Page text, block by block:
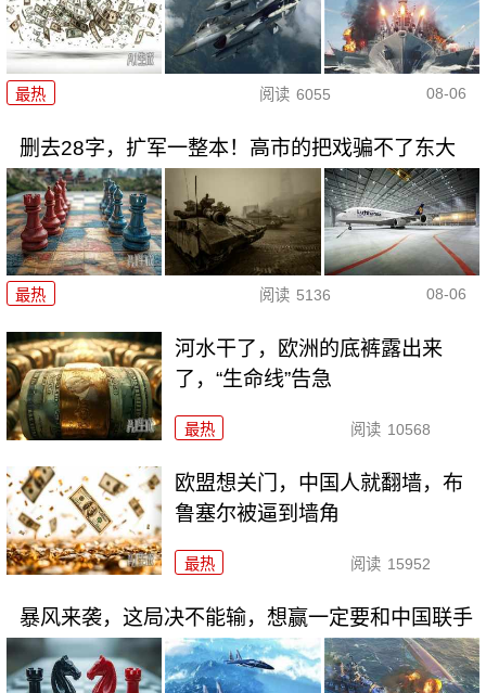
最热 阅读 6055 08-06
删去28字，扩军一整本！高市的把戏骗不了东大
最热 阅读 5136 08-06
河水干了，欧洲的底裤露出来
了，“生命线”告急
最热 阅读 10568
欧盟想关门，中国人就翻墙，布
鲁塞尔被逼到墙角
最热 阅读 15952
暴风来袭，这局决不能输，想赢一定要和中国联手